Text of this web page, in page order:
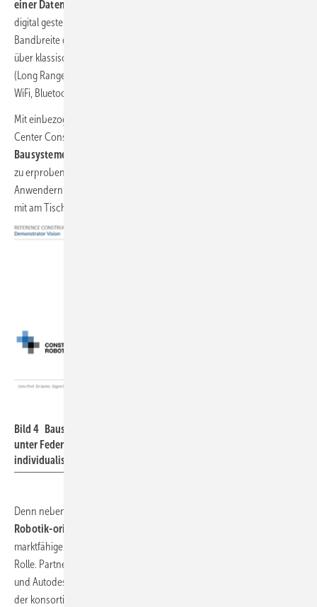
einer Dateninfrastruktur
digital gesteuerten Vorproduktionen im Umkreis des Reallabors. Die
Bandbreite des Kommunikationsnetzwerks reicht von 5G / 4G / LTE
über klassische LAN-Verbindungen und dem preisgünstigen LoRaWAN
(Long Range Wide Area Network) für weitere Entfernungen bis hin zu
WiFi, Bluetooth, Zigbee und RFID für den Nahbereich.
Mit einbezogen in die digitalisierte Baustelle ist das RWTH-Labor
Center Construction and Robotics, um
Bausysteme
zu erproben. Durch die Einbindung bzw. die Zusammenarbeit mit
Anwendern aus der Bauindustrie sitzen maßgebliche Unternehmen
mit am Tisch (
Bild 4 Baustelle der Zukunft, wie sie derzeit in Aachen-Melaten
unter Federführung von Prof. Sigrid Brell-Cokcan, Lehrstuhl für
individualisierte Bauproduktion, eingerichtet wird.
Denn neben der wissenschaftlichen Erarbeitung der
Robotik-orientiertes Bauen
marktfähiger, digital steuerbarer Baumaschinen eine maßgebliche
Rolle. Partner aus dem Bauwesen sind unter anderem Liebherr, KUKA
und Autodesk. Dazu Autodesk in einer Pressemitteilung: Im Rahmen
der konsortialen Forschung an der RWTH wollen wir BIM-